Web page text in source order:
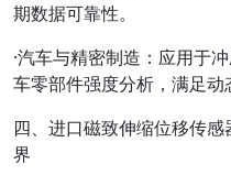
期数据可靠性。
·汽车与精密制造 ：应用于
车零部件强度分析，满足动
四、进口磁致伸缩位移传
界